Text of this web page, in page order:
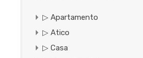
▷ Apartamento
▷ Atico
▷ Casa